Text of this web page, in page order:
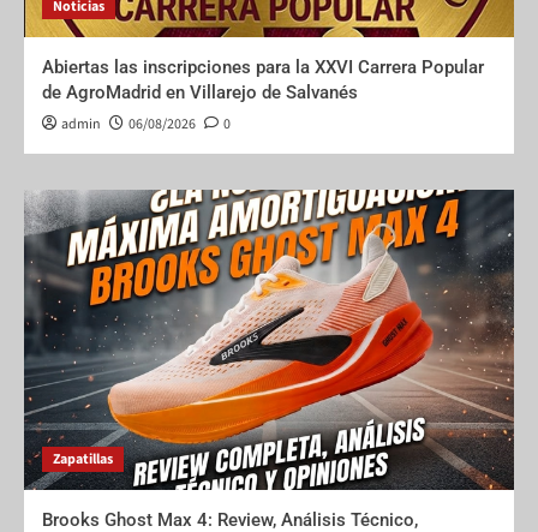
Noticias
Abiertas las inscripciones para la XXVI Carrera Popular
de AgroMadrid en Villarejo de Salvanés
admin 06/08/2026 0
Zapatillas
Brooks Ghost Max 4: Review, Análisis Técnico,